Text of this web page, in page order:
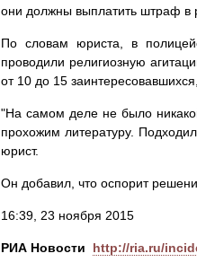
они должны выплатить штраф в
По словам юриста, в
проводили религиозную
от 10 до 15
"На самом деле не было
прохожим литературу.
юрист.
Он добавил, что оспорит
16:39, 23 ноября 2015
РИА Новости http://ria.ru/